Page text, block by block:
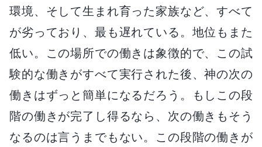
環境、そして生まれ育った家族など、すべて
が劣っており、最も遅れている。地位もまた
低い。この場所での働きは象徴的で、この試
験的な働きがすべて実行された後、神の次の
働きはずっと簡単になるだろう。もしこの段
階の働きが完了し得るなら、次の働きもそう
なるのは言うまでもない。この段階の働きが